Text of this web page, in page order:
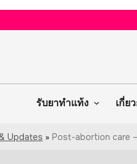
รับยาทำแท้ง เกี่ย
Updates » Post-abortion care